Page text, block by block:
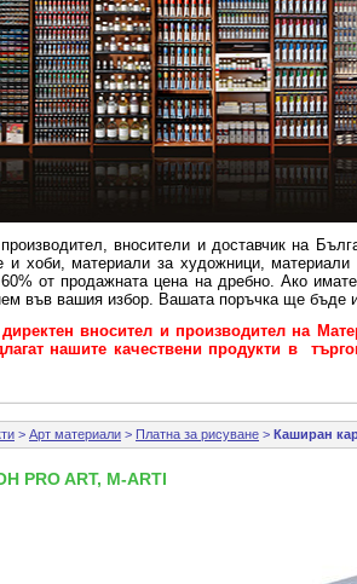
вносители и доставчик на
и хоби, материали за художници,
от продажната цена на дребно. Ако
във вашия избор. Вашата поръчка ще бъде
вносител и производител на
нашите качествени продукти в
> Арт материали > Платна за рисуване > Каширан
PRO ART, M-ARTI